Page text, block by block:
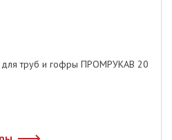
для труб и гофры ПРОМРУКАВ 20